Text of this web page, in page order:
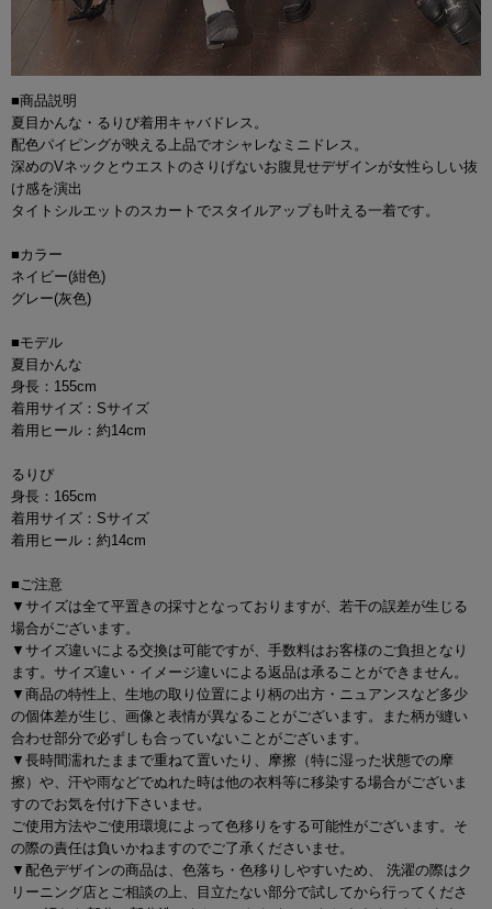
■商品説明
夏目かんな・るりぴ着用キャバドレス。
配色パイピングが映える上品でオシャレなミニドレス。
深めのVネックとウエストのさりげないお腹見せデザインが女性らしい抜
け感を演出
タイトシルエットのスカートでスタイルアップも叶える一着です。
■カラー
ネイビー(紺色)
グレー(灰色)
■モデル
夏目かんな
身長：155cm
着用サイズ：Sサイズ
着用ヒール：約14cm
るりぴ
身長：165cm
着用サイズ：Sサイズ
着用ヒール：約14cm
■ご注意
▼サイズは全て平置きの採寸となっておりますが、若干の誤差が生じる
場合がございます。
▼サイズ違いによる交換は可能ですが、手数料はお客様のご負担となり
ます。サイズ違い・イメージ違いによる返品は承ることができません。
▼商品の特性上、生地の取り位置により柄の出方・ニュアンスなど多少
の個体差が生じ、画像と表情が異なることがございます。また柄が縫い
合わせ部分で必ずしも合っていないことがございます。
▼長時間濡れたままで重ねて置いたり、摩擦（特に湿った状態での摩
擦）や、汗や雨などでぬれた時は他の衣料等に移染する場合がございま
すのでお気を付け下さいませ。
ご使用方法やご使用環境によって色移りをする可能性がございます。そ
の際の責任は負いかねますのでご了承くださいませ。
▼配色デザインの商品は、色落ち・色移りしやすいため、 洗濯の際はク
リーニング店とご相談の上、目立たない部分で試してから行ってくださ